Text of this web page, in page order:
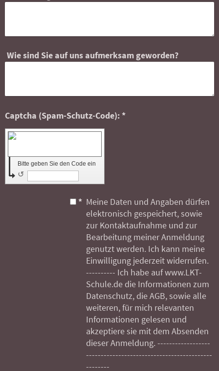
Wie sind Sie auf uns aufmerksam geworden?
Captcha (Spam-Schutz-Code): *
Bitte geben Sie den Code ein
↺
* Meine Daten und Angaben dürfen
elektronisch gespeichert, sowie
zur Kontaktaufnahme und zur
Bearbeitung meiner Anmeldung
genutzt werden. Ich kann meine
Einwilligung jederzeit widerrufen.
---------- Ich habe auf www.LKT-
Schule.de die Informationen zum
Datenschutz, die AGB, sowie alle
weiteren, für mich relevanten
Informationen gelesen und
akzeptiere sie mit dem Absenden
dieser Anmeldung. ------------------
-------------------------------------------
--------